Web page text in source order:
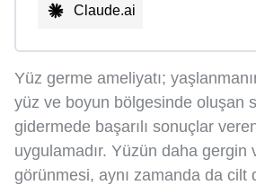
Claude.ai
Yüz germe ameliyatı;
yüz ve boyun bölgesinde oluşan
gidermede başarılı sonuçlar
uygulamadır. Yüzün daha gergin
görünmesi, aynı zamanda da cilt